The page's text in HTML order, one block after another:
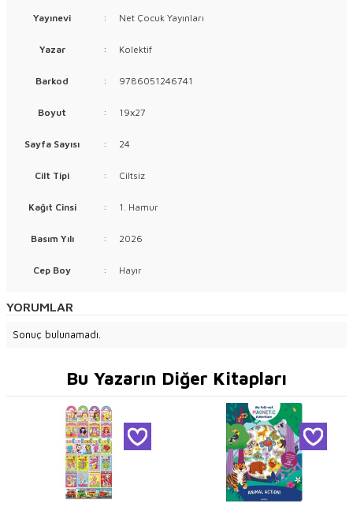
Yayınevi : Net Çocuk Yayınları
Yazar : Kolektif
Barkod : 9786051246741
Boyut : 19x27
Sayfa Sayısı : 24
Cilt Tipi : Ciltsiz
Kağıt Cinsi : 1. Hamur
Basım Yılı : 2026
Cep Boy : Hayır
YORUMLAR
Sonuç bulunamadı.
Bu Yazarın Diğer Kitapları